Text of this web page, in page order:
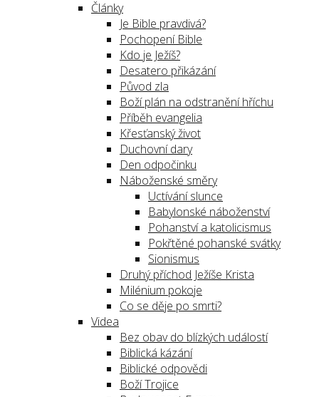
Články
Je Bible pravdivá?
Pochopení Bible
Kdo je Ježíš?
Desatero přikázání
Původ zla
Boží plán na odstranění hříchu
Příběh evangelia
Křesťanský život
Duchovní dary
Den odpočinku
Náboženské směry
Uctívání slunce
Babylonské náboženství
Pohanství a katolicismus
Pokřtěné pohanské svátky
Sionismus
Druhý příchod Ježíše Krista
Milénium pokoje
Co se děje po smrti?
Videa
Bez obav do blízkých událostí
Biblická kázání
Biblické odpovědi
Boží Trojice